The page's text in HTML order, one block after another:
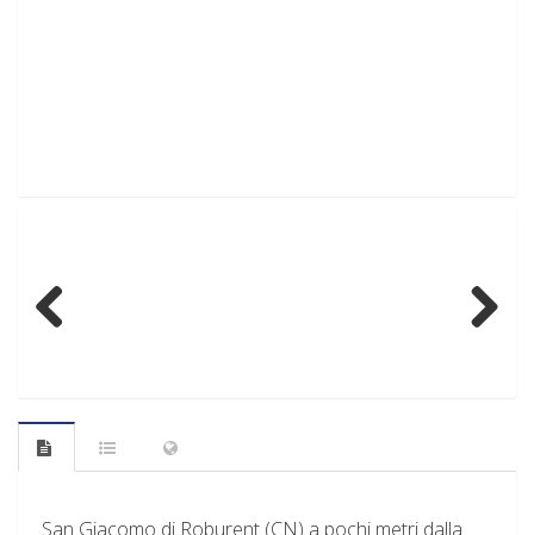
San Giacomo di Roburent (CN) a pochi metri dalla